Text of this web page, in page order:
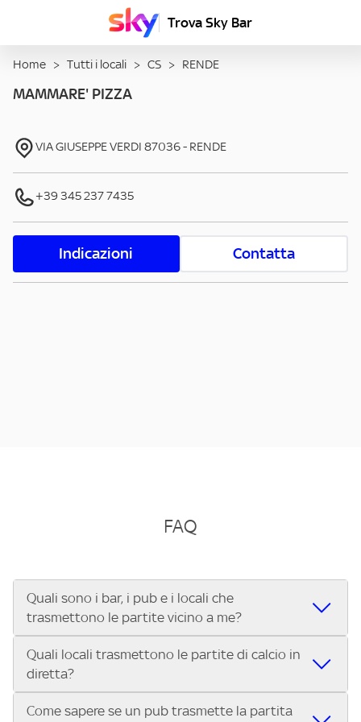
Trova Sky Bar
Home > Tutti i locali > CS > RENDE
MAMMARE' PIZZA
VIA GIUSEPPE VERDI 87036- RENDE
+39 345 237 7435
Indicazioni Contatta
FAQ
Quali sono i bar, i pub e i locali che
trasmettono le partite vicino a me?
Se cerchi un bar, pub, ristorante o locale vicino a te per
vedere le partite di Serie A ENILIVE, la Serie C Sky Wifi, la
UEFA Champions League, la UEFA Europa League, la UEFA
Conference League, il Tennis, la Formula 1®, la MotoGP™ e
Quali locali trasmettono le partite di calcio in
diretta?
Vuoi sapere quali bar, pub o ristoranti mostrano le partite
Come sapere se un pub trasmette la partita